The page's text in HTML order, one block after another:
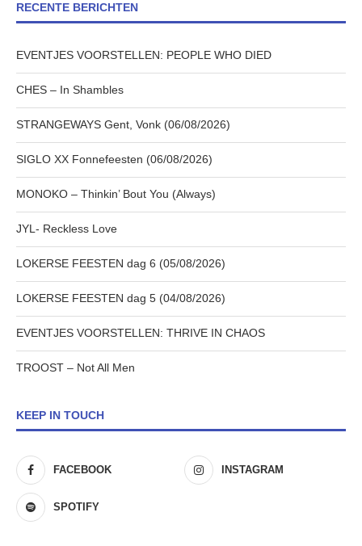
RECENTE BERICHTEN
EVENTJES VOORSTELLEN: PEOPLE WHO DIED
CHES – In Shambles
STRANGEWAYS Gent, Vonk (06/08/2026)
SIGLO XX Fonnefeesten (06/08/2026)
MONOKO – Thinkin’ Bout You (Always)
JYL- Reckless Love
LOKERSE FEESTEN dag 6 (05/08/2026)
LOKERSE FEESTEN dag 5 (04/08/2026)
EVENTJES VOORSTELLEN: THRIVE IN CHAOS
TROOST – Not All Men
KEEP IN TOUCH
FACEBOOK INSTAGRAM
SPOTIFY